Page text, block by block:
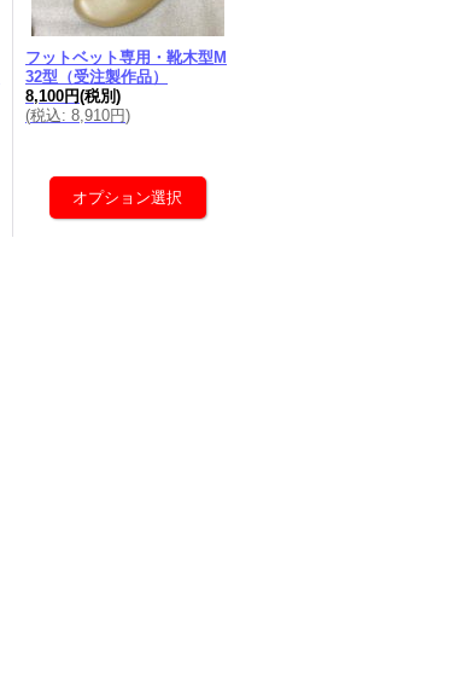
フットベット専用・靴木型M
32型（受注製作品）
8,100円(税別)
(税込: 8,910円)